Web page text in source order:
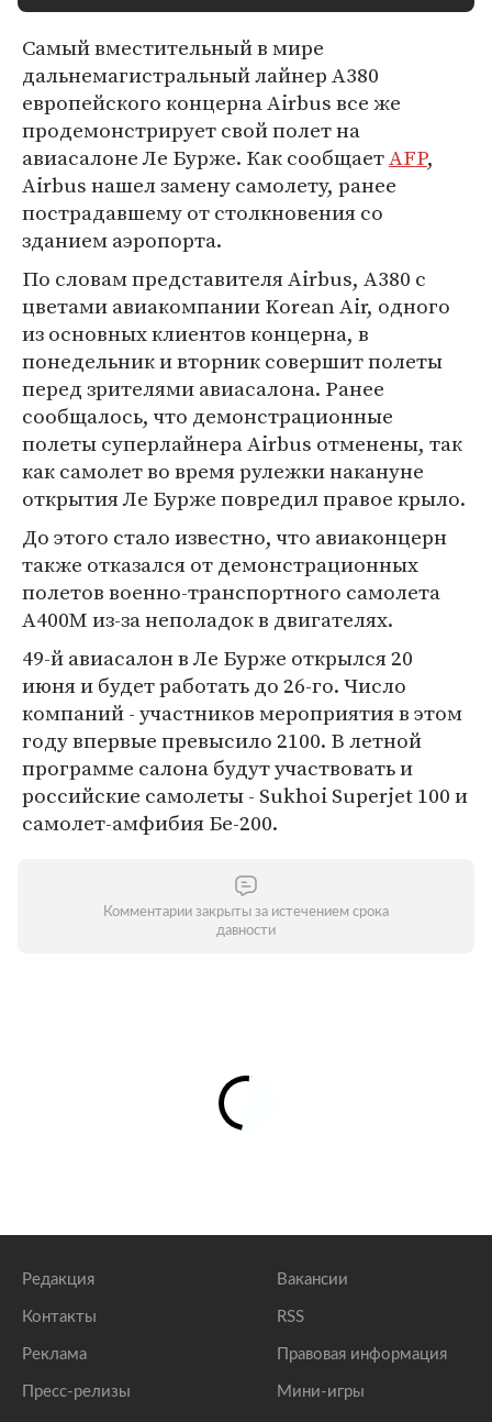
Самый вместительный в мире
дальнемагистральный лайнер А380
европейского концерна Airbus все же
продемонстрирует свой полет на
авиасалоне Ле Бурже. Как сообщаетAFP,
Airbus нашел замену самолету, ранее
пострадавшему от столкновения со
зданием аэропорта.
По словам представителя Airbus, А380 с
цветами авиакомпании Korean Air, одного
из основных клиентов концерна, в
понедельник и вторник совершит полеты
перед зрителями авиасалона. Ранее
сообщалось, что демонстрационные
полеты суперлайнера Airbus отменены, так
как самолет во время рулежки накануне
открытия Ле Бурже повредил правое крыло.
До этого стало известно, что авиаконцерн
также отказался от демонстрационных
полетов военно-транспортного самолета
A400M из-за неполадок в двигателях.
49-й авиасалон в Ле Бурже открылся 20
июня и будет работать до 26-го. Число
компаний - участников мероприятия в этом
году впервые превысило 2100. В летной
программе салона будут участвовать и
российские самолеты - Sukhoi Superjet 100 и
самолет-амфибия Бе-200.
Комментарии закрыты за истечением срока
давности
Редакция
Контакты
Реклама
Пресс-релизы
Вакансии
RSS
Правовая информация
Мини-игры